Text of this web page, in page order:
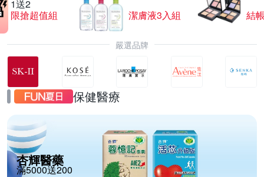
1送2
限搶超值組
潔膚液3入組
結
嚴選品牌
保健醫療
杏輝醫藥
滿5000送200